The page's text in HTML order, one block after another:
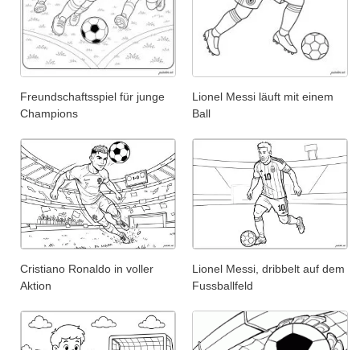
Freundschaftsspiel für junge
Champions
Lionel Messi läuft mit einem
Ball
Cristiano Ronaldo in voller
Aktion
Lionel Messi, dribbelt auf dem
Fussballfeld